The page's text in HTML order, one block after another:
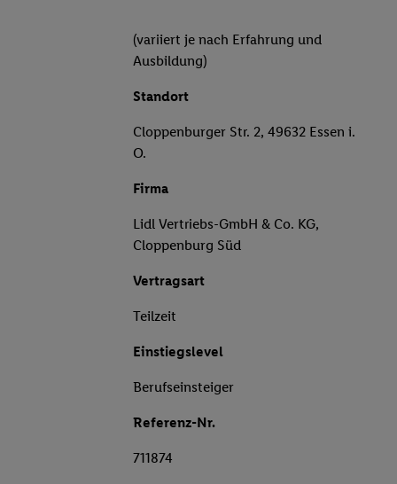
(variiert je nach Erfahrung und
Ausbildung)
Standort
Cloppenburger Str. 2, 49632 Essen i.
O.
Firma
Lidl Vertriebs-GmbH & Co. KG,
Cloppenburg Süd
Vertragsart
Teilzeit
Einstiegslevel
Berufseinsteiger
Referenz-Nr.
711874